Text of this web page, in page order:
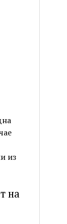
из
на